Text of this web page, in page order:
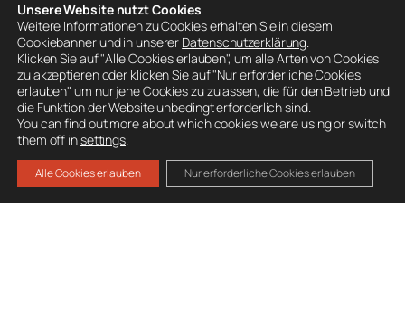
BESUCHE AUCH
Ausrüstung
Mitglied werden
Unsere Website nutzt Cookies
Weitere Informationen zu Cookies erhalten Sie in diesem
Cookiebanner und in unserer Datenschutzerklärung.
Klicken Sie auf "Alle Cookies erlauben", um alle Arten von Cookies
zu akzeptieren oder klicken Sie auf "Nur erforderliche Cookies
erlauben" um nur jene Cookies zu zulassen, die für den Betrieb und
die Funktion der Website unbedingt erforderlich sind.
You can find out more about which cookies we are using or switch
them off insettings.
Alle Cookies erlauben Nur erforderliche Cookies erlauben